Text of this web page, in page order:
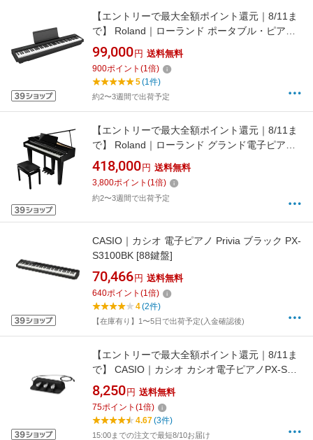
【エントリーで最大全額ポイント還元｜8/11ま
で】 Roland｜ローランド ポータブル・ピアノ
FPシリーズ ブラック FP-30X-BK [88鍵盤]
99,000 円 送料無料
900ポイント (1倍)
5(1件)
約2〜3週間で出荷予定
【エントリーで最大全額ポイント還元｜8/11ま
で】 Roland｜ローランド グランド電子ピアノ
GPシリーズ 黒鏡面仕上げ GP-3-PES [88鍵盤]
418,000 円 送料無料
3,800ポイント (1倍)
約2〜3週間で出荷予定
CASIO｜カシオ 電子ピアノ Privia ブラック PX-
S3100BK [88鍵盤]
70,466 円 送料無料
640ポイント (1倍)
4(2件)
【在庫有り】1〜5日で出荷予定(入金確認後)
【エントリーで最大全額ポイント還元｜8/11ま
で】 CASIO｜カシオ カシオ電子ピアノPX-Sシ
リーズ対応ペダル SP-34
8,250 円 送料無料
75ポイント (1倍)
4.67(3件)
15:00までの注文で最短8/10お届け